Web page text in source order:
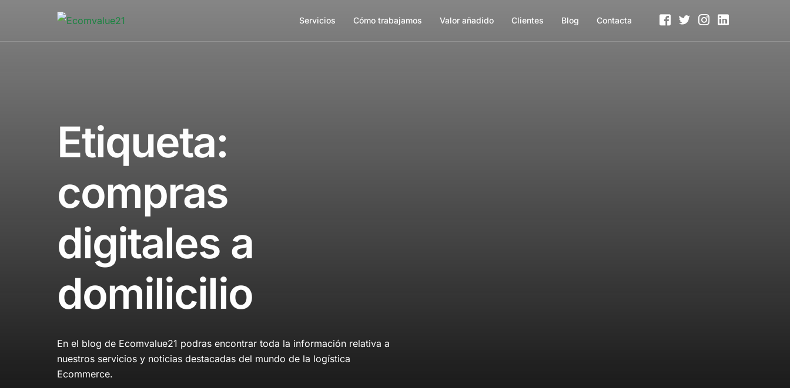
Servicios Cómo trabajamos Valor añadido Clientes Blog Contacta
Etiqueta:
compras
digitales a
domilicilio
En el blog de Ecomvalue21 podras encontrar toda la información relativa a
nuestros servicios y noticias destacadas del mundo de la logística
Ecommerce.